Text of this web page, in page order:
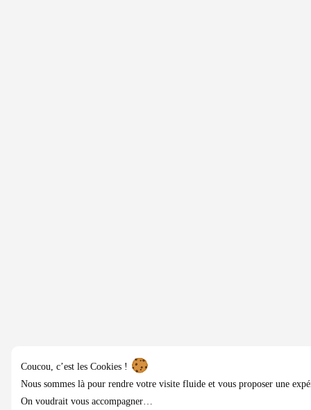
Coucou, c’est les Cookies !
Nous sommes là pour rendre votre visite fluide et vous proposer une
On voudrait vous accompagner…